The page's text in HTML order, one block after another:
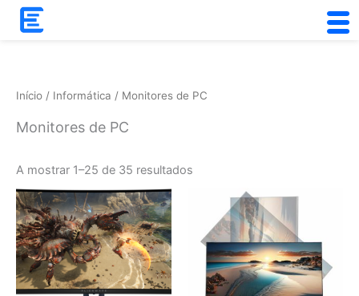
Skip
Início / Informática / Monitores de PC
Monitores de PC
A mostrar 1–25 de 35 resultados